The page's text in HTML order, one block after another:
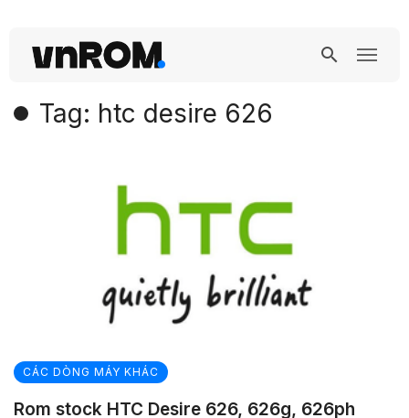
Tag: htc desire 626
CÁC DÒNG MÁY KHÁC
Rom stock HTC Desire 626, 626g, 626ph